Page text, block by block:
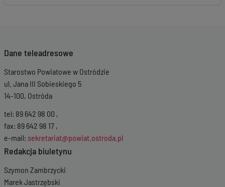
Dane teleadresowe
Starostwo Powiatowe w Ostródzie
ul. Jana III Sobieskiego 5
14-100, Ostróda
tel: 89 642 98 00 ,
fax: 89 642 98 17 ,
e-mail: sekretariat@powiat.ostroda.pl
Redakcja biuletynu
Szymon Zambrzycki
Marek Jastrzębski